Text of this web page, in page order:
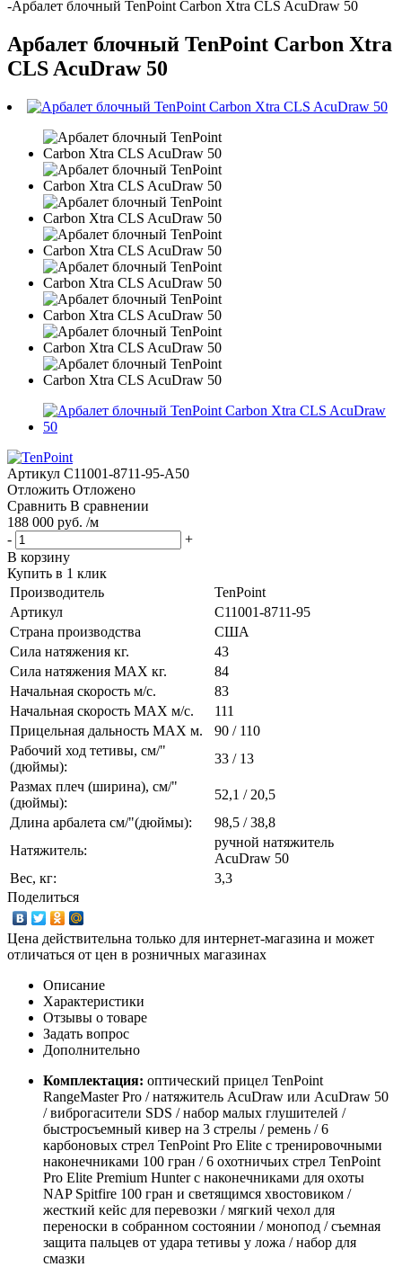
-Арбалет блочный TenPoint Carbon Xtra CLS AcuDraw 50
Арбалет блочный TenPoint Carbon Xtra
CLS AcuDraw 50
Артикул C11001-8711-95-A50
Отложить Отложено
Сравнить В сравнении
188 000 руб. /м
-
+
В корзину
Купить в 1 клик
Производитель
TenPoint
Артикул
C11001-8711-95
Страна производства
США
Сила натяжения кг.
43
Сила натяжения MAX кг.
84
Начальная скорость м/с.
83
Начальная скорость MAX м/c.
111
Прицельная дальность MAX м.
90 / 110
Рабочий ход тетивы, см/"
(дюймы):
33 / 13
Размах плеч (ширина), см/"
(дюймы):
52,1 / 20,5
Длина арбалета см/"(дюймы):
98,5 / 38,8
Натяжитель:
ручной натяжитель
AcuDraw 50
Вес, кг:
3,3
Поделиться
Цена действительна только для интернет-магазина и может
отличаться от цен в розничных магазинах
Описание
Характеристики
Отзывы о товаре
Задать вопрос
Дополнительно
Комплектация: оптический прицел TenPoint
RangeMaster Pro / натяжитель AcuDraw или AcuDraw 50
/ виброгасители SDS / набор малых глушителей /
быстросъемный кивер на 3 стрелы / ремень / 6
карбоновых стрел TenPoint Pro Elite с тренировочными
наконечниками 100 гран / 6 охотничьих стрел TenPoint
Pro Elite Premium Hunter с наконечниками для охоты
NAP Spitfire 100 гран и светящимся хвостовиком /
жесткий кейс для перевозки / мягкий чехол для
переноски в собранном состоянии / монопод / съемная
защита пальцев от удара тетивы у ложа / набор для
смазки